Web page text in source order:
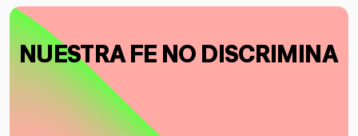
NUESTRA FE NO DISCRIMINA